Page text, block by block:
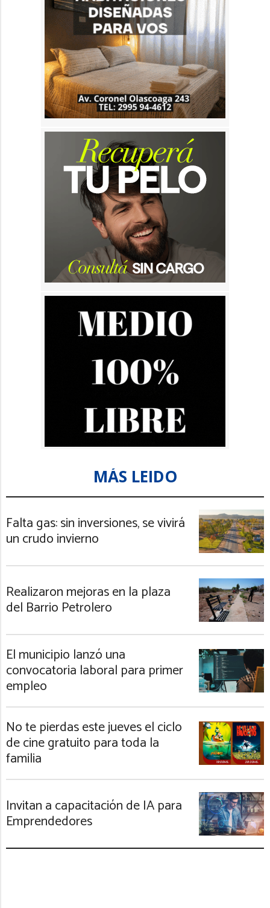
MÁS LEIDO
Falta gas: sin inversiones, se vivirá
un crudo invierno
Realizaron mejoras en la plaza
del Barrio Petrolero
El municipio lanzó una
convocatoria laboral para primer
empleo
No te pierdas este jueves el ciclo
de cine gratuito para toda la
familia
Invitan a capacitación de IA para
Emprendedores